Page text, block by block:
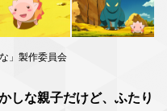
」製作委員会
な親子だけど、ふたり